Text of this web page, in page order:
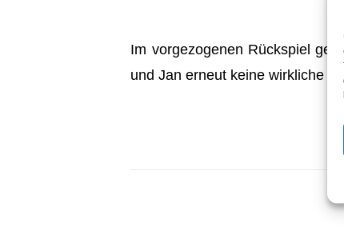
Im vorgezogenen Rückspiel
und Jan erneut keine wirkliche